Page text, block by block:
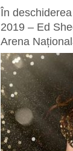
În
2019 – Ed
Arena